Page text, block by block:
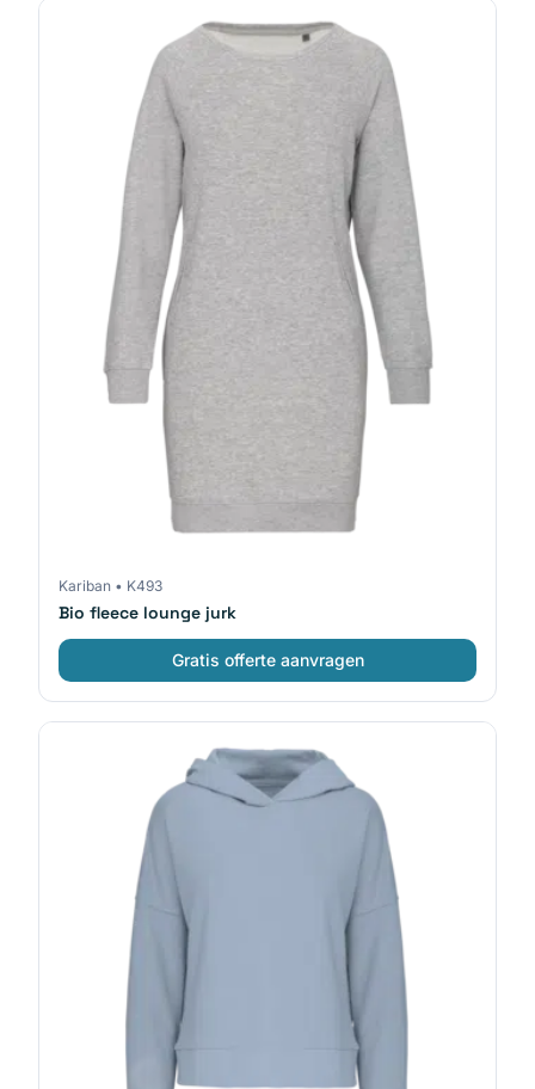
Kariban • K493
Bio fleece lounge jurk
Gratis offerte aanvragen